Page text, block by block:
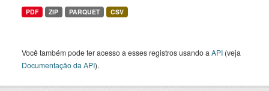
PDF ZIP PARQUET CSV
Você também pode ter acesso a esses registros usando a API (veja
Documentação da API).